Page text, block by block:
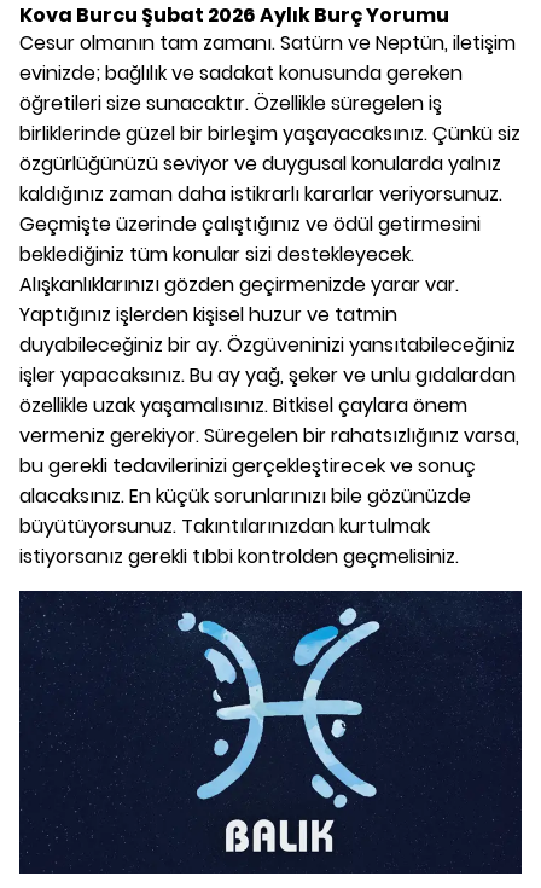
Kova Burcu Şubat 2026 Aylık Burç Yorumu
Cesur olmanın tam zamanı. Satürn ve Neptün, iletişim
evinizde; bağlılık ve sadakat konusunda gereken
öğretileri size sunacaktır. Özellikle süregelen iş
birliklerinde güzel bir birleşim yaşayacaksınız. Çünkü siz
özgürlüğünüzü seviyor ve duygusal konularda yalnız
kaldığınız zaman daha istikrarlı kararlar veriyorsunuz.
Geçmişte üzerinde çalıştığınız ve ödül getirmesini
beklediğiniz tüm konular sizi destekleyecek.
Alışkanlıklarınızı gözden geçirmenizde yarar var.
Yaptığınız işlerden kişisel huzur ve tatmin
duyabileceğiniz bir ay. Özgüveninizi yansıtabileceğiniz
işler yapacaksınız. Bu ay yağ, şeker ve unlu gıdalardan
özellikle uzak yaşamalısınız. Bitkisel çaylara önem
vermeniz gerekiyor. Süregelen bir rahatsızlığınız varsa,
bu gerekli tedavilerinizi gerçekleştirecek ve sonuç
alacaksınız. En küçük sorunlarınızı bile gözünüzde
büyütüyorsunuz. Takıntılarınızdan kurtulmak
istiyorsanız gerekli tıbbi kontrolden geçmelisiniz.